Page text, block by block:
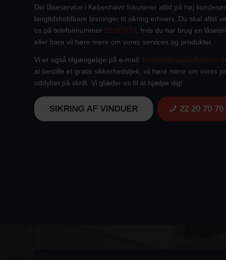
Din låseservice i København fokuserer altid på høj
langtidsholdbare løsninger til sikring erhverv. Du skal altid
os på telefonnummer 22207070, hvis du har brug en
eller bare vil høre mere om vores services og produkter.
Vi er også tilgængelige på e-mail:
at bestille et gratis sikkerhedstjek, vil høre mere om vores
uddybet på skrift. Vi glæder os til at hjælpe dig!
SIKRING AF VINDUER 22 20 70 70